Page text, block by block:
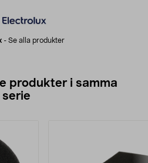
- Se alla produkter
produkter i samma
serie